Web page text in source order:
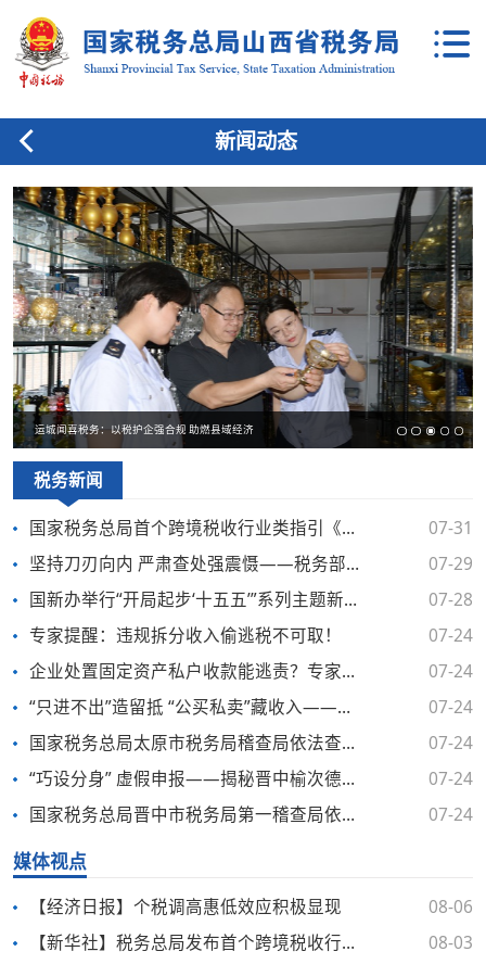
新闻动态
运城闻喜税务：以税护企强合规 助燃县域经济
税务新闻
国家税务总局首个跨境税收行业类指引《国际运输涉税服务指引》正式发布
07-31
坚持刀刃向内 严肃查处强震慑——税务部门公布3起税务人员与不法分子内外勾结被查处案件
07-29
国新办举行“开局起步‘十五五’”系列主题新闻发布会 介绍“十五五”时期税收改革发展有关情况
07-28
专家提醒：违规拆分收入偷逃税不可取！
07-24
企业处置固定资产私户收款能逃责？专家解读：不能！违法必担责！
07-24
“只进不出”造留抵 “公买私卖”藏收入——揭秘山西观心堂商贸有限公司偷税及骗取增值税留抵退税案件
07-24
国家税务总局太原市税务局稽查局依法查处山西观心堂商贸有限公司偷税及骗取增值税留抵退税案件
07-24
“巧设分身” 虚假申报——揭秘晋中榆次德尔美客四维医疗美容诊所（有限公司）偷税案
07-24
国家税务总局晋中市税务局第一稽查局依法查处晋中榆次德尔美客四维医疗美容诊所（有限公司）偷税案件
07-24
媒体视点
【经济日报】个税调高惠低效应积极显现
08-06
【新华社】税务总局发布首个跨境税收行业类指引
08-03